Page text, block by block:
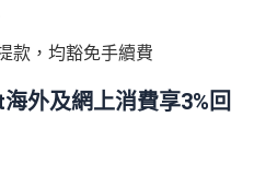
款，均豁免手續費
外及網上消費享3% 回